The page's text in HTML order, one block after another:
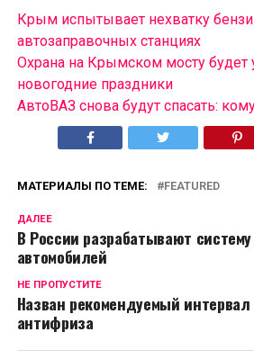
Крым испытывает нехватку
автозаправочных станциях
Охрана на Крымском мосту будет
новогодние праздники
АвтоВАЗ снова будут спасать:
МАТЕРИАЛЫ ПО ТЕМЕ: FEATURED
ДАЛЕЕ
В России разрабатывают систему
автомобилей
НЕ ПРОПУСТИТЕ
Назван рекомендуемый
антифриза